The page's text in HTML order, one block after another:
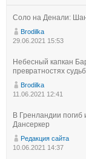
Соло на Денали:
Brodilka
29.06.2021 15:53
Небесный капкан
превратностях
Brodilka
11.06.2021 12:41
В Гренландии погиб
Дансеркер
Редакция сайта
10.06.2021 14:37